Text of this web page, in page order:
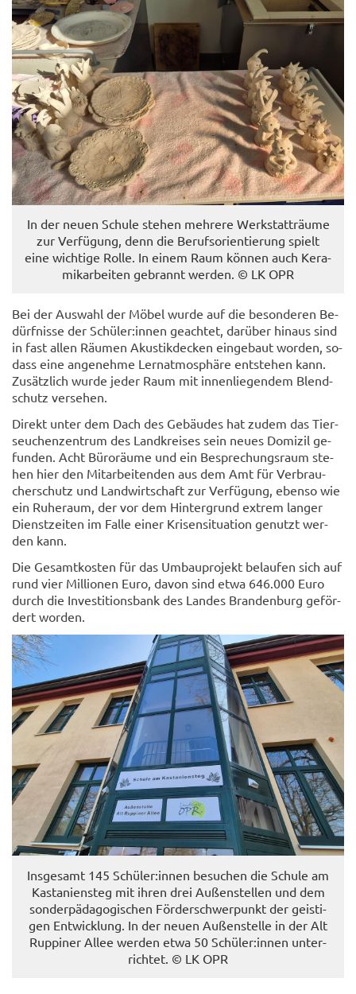
In der neuen Schu­le ste­hen meh­re­re Werk­statt­räu­me
zur Ver­fü­gung, denn die Be­rufs­ori­en­tie­rung spielt
eine wich­ti­ge Rolle. In einem Raum kön­nen auch Ke­ra­
mik­ar­bei­ten ge­brannt wer­den. © LK OPR
Bei der Aus­wahl der Möbel wurde auf die be­son­de­ren Be­
dürf­nis­se der Schü­ler:innen ge­ach­tet, dar­über hin­aus sind
in fast allen Räu­men Akus­tik­de­cken ein­ge­baut wor­den, so­
dass eine an­ge­neh­me Lern­at­mo­sphä­re ent­ste­hen kann.
Zu­sätz­lich wurde jeder Raum mit in­nen­lie­gen­dem Blend­
schutz ver­se­hen.
Di­rekt unter dem Dach des Ge­bäu­des hat zudem das Tier­
seu­chen­zen­trum des Land­krei­ses sein neues Do­mi­zil ge­
fun­den. Acht Bü­ro­räu­me und ein Be­spre­chungs­raum ste­
hen hier den Mit­ar­bei­ten­den aus dem Amt für Ver­brau­
cher­schutz und Land­wirt­schaft zur Ver­fü­gung, eben­so wie
ein Ru­he­raum, der vor dem Hin­ter­grund ex­trem lan­ger
Dienst­zei­ten im Falle einer Kri­sen­si­tua­ti­on ge­nutzt wer­
den kann.
Die Ge­samt­kos­ten für das Um­bau­pro­jekt be­lau­fen sich auf
rund vier Mil­lio­nen Euro, davon sind etwa 646.000 Euro
durch die In­ves­ti­ti­ons­bank des Lan­des Bran­den­burg ge­för­
dert wor­den.
Ins­ge­samt 145 Schü­ler:innen be­su­chen die Schu­le am
Kas­ta­ni­en­steg mit ihren drei Au­ßen­stel­len und dem
son­der­päd­ago­gi­schen För­der­schwer­punkt der geis­ti­
gen Ent­wick­lung. In der neuen Au­ßen­stel­le in der Alt
Rup­pi­ner Allee wer­den etwa 50 Schü­ler:innen un­ter­
rich­tet. © LK OPR